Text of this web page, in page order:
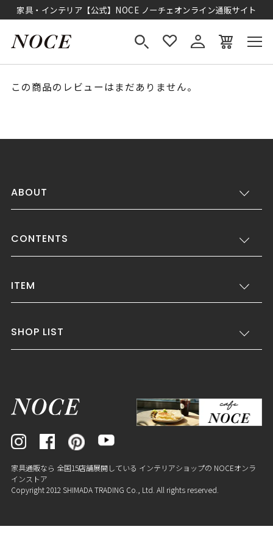
家具・インテリア【公式】NOCE ノーチェオンライン通販サイト
この商品のレビューはまだありません。
ABOUT
CONTENTS
ITEM
SHOP LIST
家具通販なら 全国15店舗展開している インテリアショップの NOCEオンラ
インストア
Copyright 2012 SHIMADA TRADING Co., Ltd. All rights reserved.